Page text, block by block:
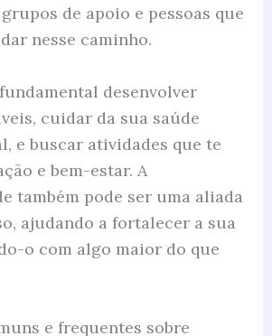
de apoio e pessoas que
nesse caminho.
desenvolver
cuidar da sua saúde
e buscar atividades que te
e bem-estar. A
também pode ser uma aliada
ajudando a fortalecer a sua
o com algo maior do que
e frequentes sobre